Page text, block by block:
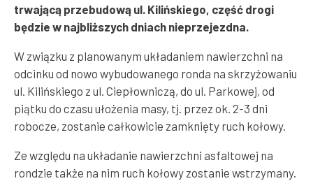
trwającą przebudową ul. Kilińskiego, część drogi
będzie w najbliższych dniach nieprzejezdna.
W związku z planowanym układaniem nawierzchni na
odcinku od nowo wybudowanego ronda na skrzyżowaniu
ul. Kilińskiego z ul. Ciepłowniczą, do ul. Parkowej, od
piątku do czasu ułożenia masy, tj. przez ok. 2-3 dni
robocze, zostanie całkowicie zamknięty ruch kołowy.
Ze względu na układanie nawierzchni asfaltowej na
rondzie także na nim ruch kołowy zostanie wstrzymany.